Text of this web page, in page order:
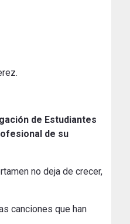
de Estudiantes
de su
no deja de crecer,
canciones que han